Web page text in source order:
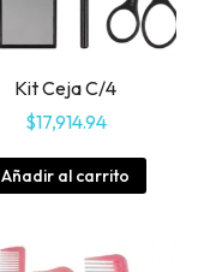
Kit Ceja C/4
$17,914.94
Añadir al carrito